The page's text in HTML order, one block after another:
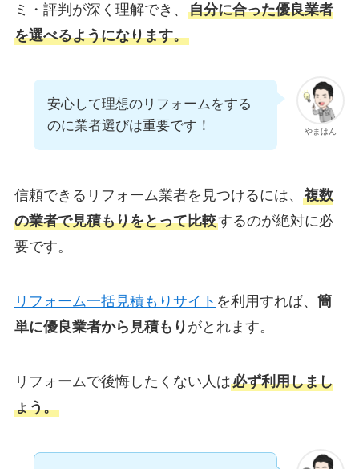
ミ・評判が深く理解でき、 自分に合った優良業者
を選べるようになります。
やまはん
安心して理想のリフォームをする
のに業者選びは重要です！
信頼できるリフォーム業者を見つけるには、 複数
の業者で見積もりをとって比較するのが絶対に必
要です。
リフォーム一括見積もりサイト を利用すれば、 簡
単に優良業者から見積もり がとれます。
リフォームで後悔したくない人は必ず利用しまし
ょう。